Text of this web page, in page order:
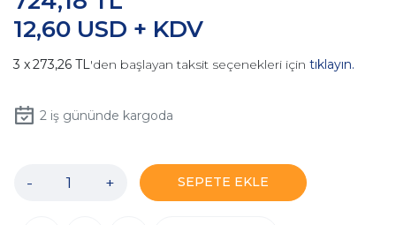
12,60 USD + KDV
273,26 TL'den başlayan taksit seçenekleri için tıklayın.
2iş gününde kargoda
- + SEPETE EKLE